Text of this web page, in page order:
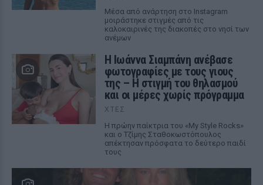
Μέσα από ανάρτηση στο Instagram
μοιράστηκε στιγμές από τις
καλοκαιρινές της διακοπές στο νησί των
ανέμων
H Ιωάννα Σιαμπάνη ανέβασε
φωτογραφίες με τους γιους
της – Η στιγμή του θηλασμού
και οι μέρες χωρίς πρόγραμμα
ΧΤΕΣ
Η πρώην παίκτρια του «My Style Rocks»
και ο Τζίμης Σταθοκωστόπουλος
απέκτησαν πρόσφατα το δεύτερο παιδί
τους